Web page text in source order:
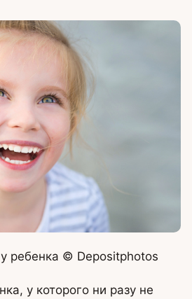
ребенка © Depositphotos
у которого ни разу не